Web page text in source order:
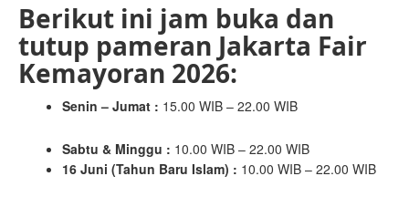
Berikut ini jam buka dan
tutup pameran Jakarta Fair
Kemayoran 2026:
Senin – Jumat : 15.00 WIB – 22.00 WIB
Sabtu & Minggu : 10.00 WIB – 22.00 WIB
16 Juni (Tahun Baru Islam) : 10.00 WIB – 22.00 WIB